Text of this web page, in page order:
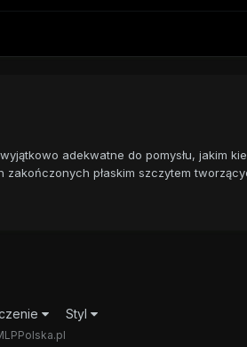
adekwatne do pomysłu, jakim
płaskim szczytem
Styl